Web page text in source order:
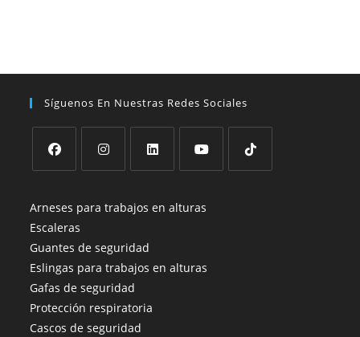
Síguenos En Nuestras Redes Sociales
abre
en
una
nueva
pestaña
abre
una
nueva
pestaña
abre
una
nueva
pestaña
abre
nueva
Arneses para trabajos en alturas
Escaleras
Guantes de seguridad
Eslingas para trabajos en alturas
Gafas de seguridad
Protección respiratoria
Cascos de seguridad